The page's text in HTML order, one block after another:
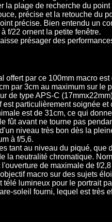
la plage de recherche du
précise et la retouche du
précise. Bien entendu un
f/22 ornent la petite fenêtre.
présager des
offert par ce 100mm macro
par 3cm au maximum sur
de type APS-C
est particulièrement soignée
est de 31cm, ce qui
fût avant ne tourne pas
niveau très bon dès la
à f/5,6.
tant au niveau du piqué,
la neutralité chromatique.
de maximale de f/
macro sur des sujets
télé lumineux pour le portrait
soleil fourni, lequel est très